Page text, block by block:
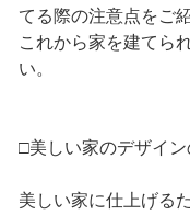
てる際の注意点をご
これから家を建てら
い。
□美しい家のデザイン
美しい家に仕上げる